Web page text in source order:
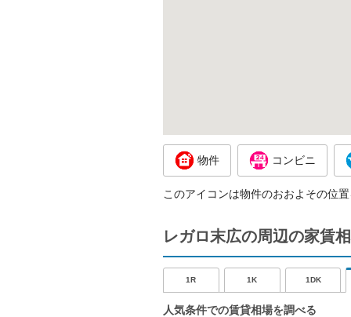
物件 コンビニ
このアイコンは物件のおおよその位
レガロ末広の周辺の家賃
1R 1K 1DK
人気条件での賃貸相場を調べる